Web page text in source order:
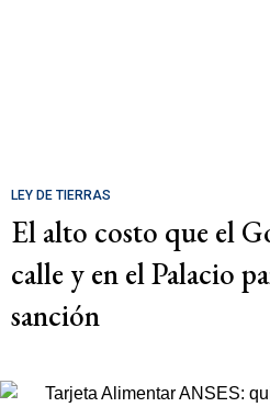
LEY DE TIERRAS
El alto costo que el
calle y en el Palacio
sanción